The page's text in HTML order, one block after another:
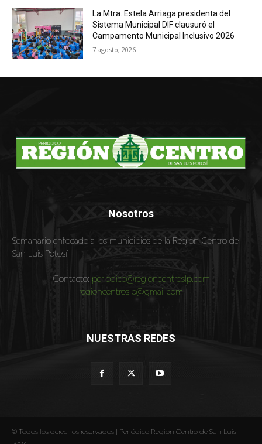
La Mtra. Estela Arriaga presidenta del
Sistema Municipal DIF clausuró el
Campamento Municipal Inclusivo 2026
7 agosto, 2026
Nosotros
Semanario enfocado a los municipios de la Región Centro de
San Luis Potosí
Contacto: periodico@regioncentroslp.com
regioncentroslp@gmail.com
NUESTRAS REDES
© Todos los derechos reservados | Periódico Region Centro de San Luis